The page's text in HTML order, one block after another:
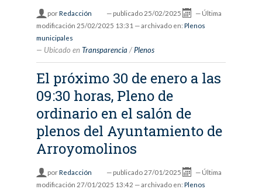
porRedacción — publicado 25/02/2025 — Última
modificación 25/02/2025 13:31 — archivado en: Plenos
municipales
Ubicado en Transparencia /Plenos
El próximo 30 de enero a las
09:30 horas, Pleno de
ordinario en el salón de
plenos del Ayuntamiento de
Arroyomolinos
porRedacción — publicado 27/01/2025 — Última
modificación 27/01/2025 13:42 — archivado en: Plenos